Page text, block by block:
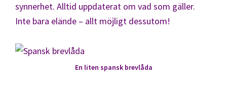
synnerhet. Alltid uppdaterat om vad som gäller.
Inte bara elände – allt möjligt dessutom!
En liten spansk brevlåda